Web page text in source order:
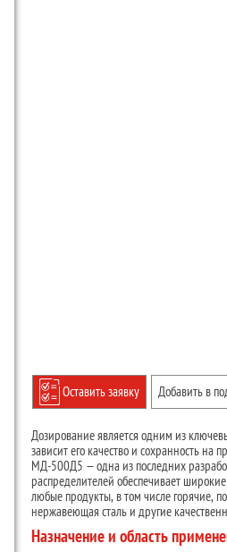
Оставить заявку Добавить в
Дозирование является одним из
зависит его качество и сохранность
МД-500Д5 — одна из последних
распределителей обеспечивает
любые продукты, в том числе горячие,
нержавеющая сталь и другие
Назначение и область